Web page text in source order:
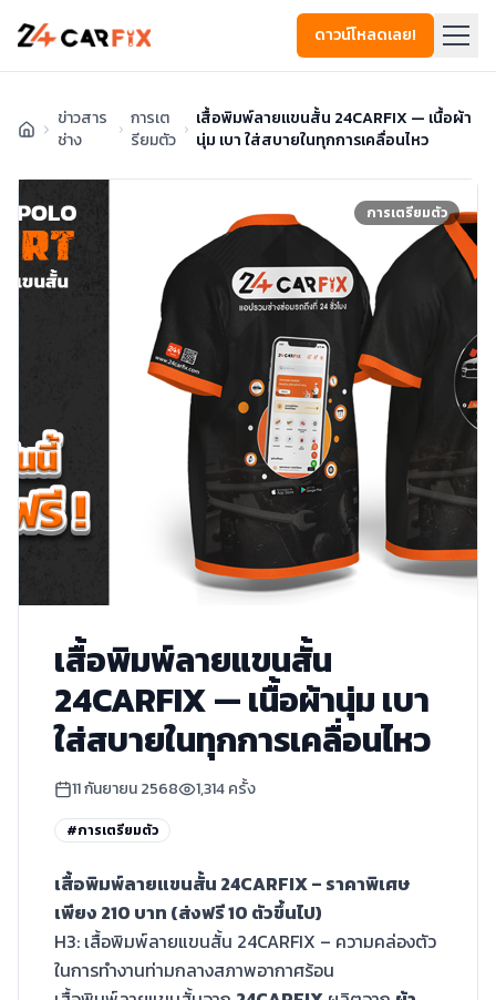
ดาวน์โหลดเลย!
ข่าวสาร
ช่าง
การเต
รียมตัว
เสื้อพิมพ์ลายแขนสั้น 24CARFIX — เนื้อผ้า
นุ่ม เบา ใส่สบายในทุกการเคลื่อนไหว
การเตรียมตัว
เสื้อพิมพ์ลายแขนสั้น
24CARFIX — เนื้อผ้านุ่ม เบา
ใส่สบายในทุกการเคลื่อนไหว
11 กันยายน 2568 1,314ครั้ง
#การเตรียมตัว
เสื้อพิมพ์ลายแขนสั้น 24CARFIX – ราคาพิเศษ
เพียง 210 บาท (ส่งฟรี 10 ตัวขึ้นไป)
H3: เสื้อพิมพ์ลายแขนสั้น 24CARFIX – ความคล่องตัว
ในการทำงานท่ามกลางสภาพอากาศร้อน